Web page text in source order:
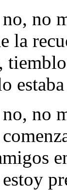
no
la
no